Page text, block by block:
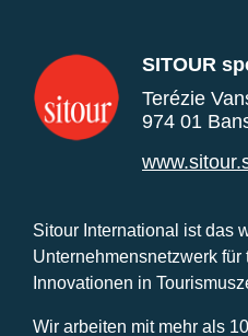
SITOUR
Terézie
974 01
Sitour International ist das
Unternehmensnetzwerk
Innovationen in
Wir arbeiten mit mehr als